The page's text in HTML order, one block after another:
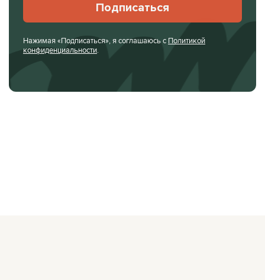
Подписаться
Нажимая «Подписаться», я соглашаюсь с Политикой
конфиденциальности.